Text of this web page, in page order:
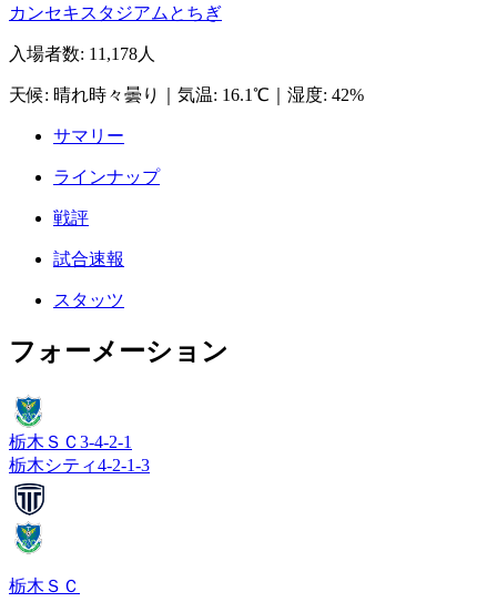
カンセキスタジアムとちぎ
入場者数: 11,178人
天候: 晴れ時々曇り 気温: 16.1℃ 湿度: 42%
サマリー
ラインナップ
戦評
試合速報
スタッツ
フォーメーション
栃木ＳＣ 3-4-2-1
栃木シティ4-2-1-3
栃木ＳＣ